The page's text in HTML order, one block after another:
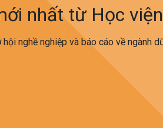
nhất từ Học
nghề nghiệp và báo cáo về ngành